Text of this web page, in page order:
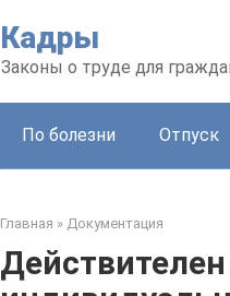
Кадры
Законы о труде для
По болезни Отпуск
Главная » Документация